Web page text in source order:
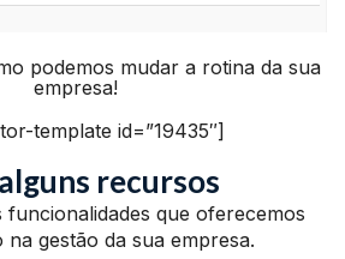
podemos mudar a rotina da sua
empresa!
template id=”19435″]
recursos
funcionalidades que oferecemos
na gestão da sua empresa.